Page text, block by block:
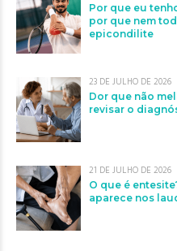
Por que eu
por que nem
epicondilite
23 DE JULHO DE 2026
Dor que não
revisar o
21 DE JULHO DE 2026
O que é
aparece nos